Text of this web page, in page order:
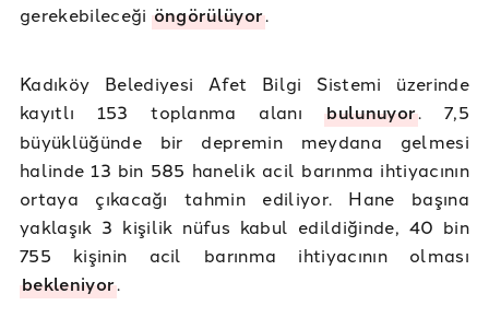
gerekebileceği öngörülüyor.
Kadıköy Belediyesi Afet Bilgi Sistemi üzerinde
kayıtlı 153 toplanma alanıbulunuyor. 7,5
büyüklüğünde bir depremin meydana gelmesi
halinde 13 bin 585 hanelik acil barınma ihtiyacının
ortaya çıkacağı tahmin ediliyor. Hane başına
yaklaşık 3 kişilik nüfus kabul edildiğinde, 40 bin
755 kişinin acil barınma ihtiyacının olması
bekleniyor.